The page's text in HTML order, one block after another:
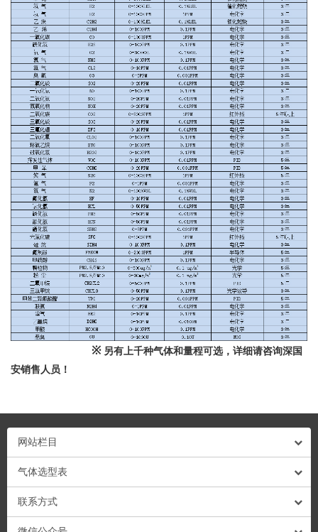
※ 另有上千种气体和量程可选，详细请咨询深国
安销售人员！
网站栏目
气体选型表
联系方式